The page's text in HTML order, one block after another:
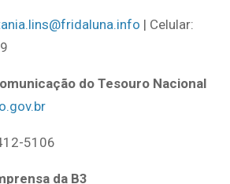
| Celular:
do Tesouro Nacional
5106
da B3